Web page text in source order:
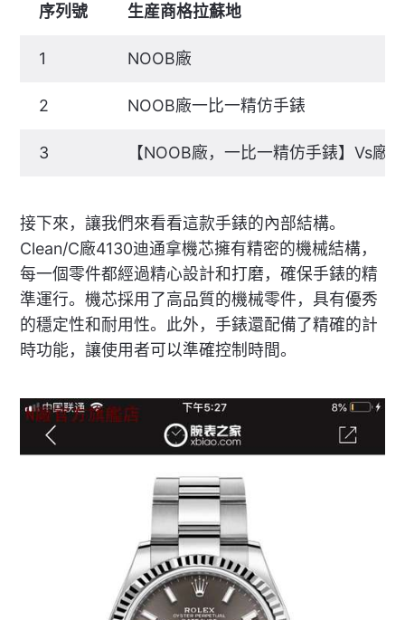
序列號 生産商格拉蘇地
1 NOOB廠
2 NOOB廠一比一精仿手錶
3 【NOOB廠，一比一精仿手錶】Vs
接下來，讓我們來看看這款手錶的內部結構。
Clean/C廠4130迪通拿機芯擁有精密的機械結構，
每一個零件都經過精心設計和打磨，確保手錶的精
準運行。機芯採用了高品質的機械零件，具有優秀
的穩定性和耐用性。此外，手錶還配備了精確的計
時功能，讓使用者可以準確控制時間。